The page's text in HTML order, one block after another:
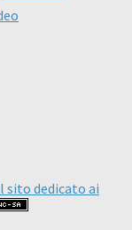
sito dedicato ai